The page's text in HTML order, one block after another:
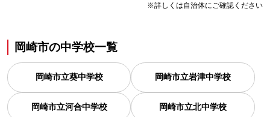
※詳しくは自治体にご確認ください
岡崎市の中学校一覧
岡崎市立葵中学校 岡崎市立岩津中学校
岡崎市立河合中学校 岡崎市立北中学校